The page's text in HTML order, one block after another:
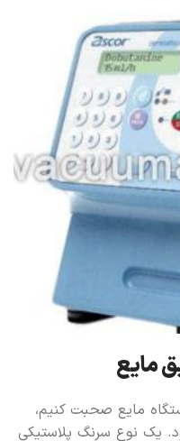
مایع
مایع صحبت کنیم،
یک نوع سرنگ پلاستیکی